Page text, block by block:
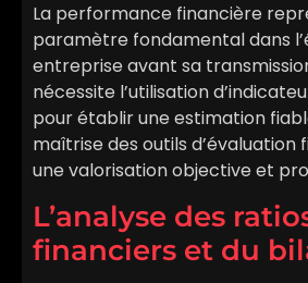
La performance financière
paramètre fondamental dans
entreprise avant sa
nécessite l’utilisation
pour établir une estimation
maîtrise des outils d’évaluation
une valorisation objective et
L’analyse des
financiers et du